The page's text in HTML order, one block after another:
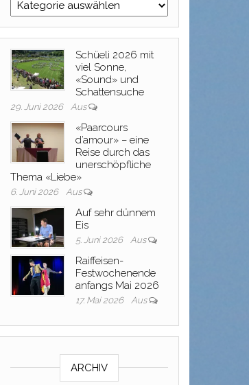
Schüeli 2026 mit
viel Sonne,
«Sound» und
Schattensuche
29. Juni 2026 Aus
«Paarcours
d’amour» – eine
Reise durch das
unerschöpfliche
Thema «Liebe»
6. Juni 2026 Aus
Auf sehr dünnem
Eis
5. Juni 2026 Aus
Raiffeisen-
Festwochenende
anfangs Mai 2026
17. Mai 2026 Aus
ARCHIV